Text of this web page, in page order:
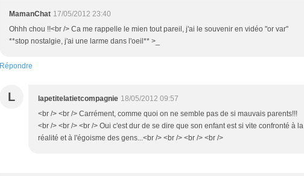
MamanChat 17/05/2012 23:40
Ohhh chou !!<br /> Ca me rappelle le mien tout pareil, j'ai le souvenir en vidéo "or var"
**stop nostalgie, j'ai une larme dans l'oeil** >_
Répondre
L lapetitelatietcompagnie 18/05/2012 09:57
<br /> <br /> Carrément, comme quoi on ne semble pas de si mauvais parents!!!
<br /> <br /> <br /> Oui c'est dur de se dire que son enfant est si vite confronté à la
réalité et à l'égoisme des gens...<br /> <br /> <br /> <br />